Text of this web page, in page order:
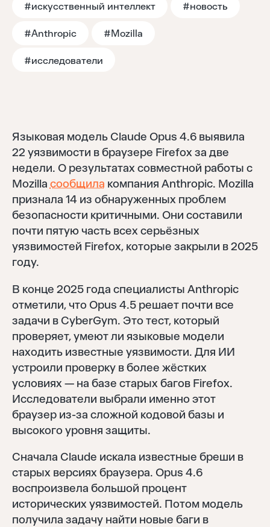
Аналитика
#искусственный интеллект #новость
#Anthropic #Mozilla
#исследователи
Языковая модель Claude Opus 4.6 выявила
22 уязвимости в браузере Firefox за две
недели. О результатах совместной работы с
Mozilla сообщила компания Anthropic. Mozilla
признала 14 из обнаруженных проблем
безопасности критичными. Они составили
почти пятую часть всех серьёзных
уязвимостей Firefox, которые закрыли в 2025
году.
В конце 2025 года специалисты Anthropic
отметили, что Opus 4.5 решает почти все
задачи в CyberGym. Это тест, который
проверяет, умеют ли языковые модели
находить известные уязвимости. Для ИИ
устроили проверку в более жёстких
условиях — на базе старых багов Firefox.
Исследователи выбрали именно этот
браузер из-за сложной кодовой базы и
высокого уровня защиты.
Сначала Claude искала известные бреши в
старых версиях браузера. Opus 4.6
воспроизвела большой процент
исторических уязвимостей. Потом модель
получила задачу найти новые баги в